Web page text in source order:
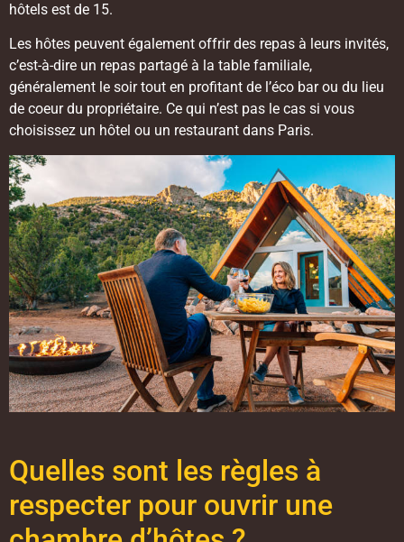
hôtels est de 15.
Les hôtes peuvent également offrir des repas à leurs invités,
c’est-à-dire un repas partagé à la table familiale,
généralement le soir tout en profitant de l’éco bar ou du lieu
de coeur du propriétaire. Ce qui n’est pas le cas si vous
choisissez un hôtel ou un restaurant dans Paris.
Quelles sont les règles à
respecter pour ouvrir une